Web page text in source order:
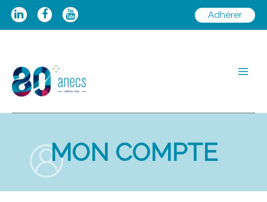
Aller
Adhérer
MON COMPTE